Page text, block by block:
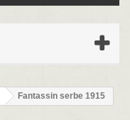
Fantassin serbe 1915